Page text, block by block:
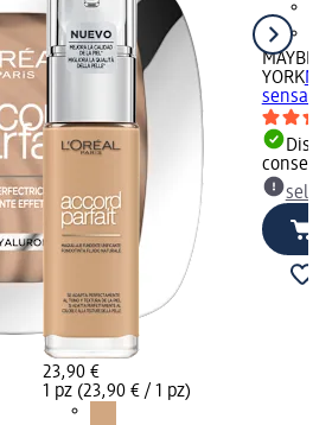
23,90 €
1 pz (23,90 € / 1 pz)
YORK